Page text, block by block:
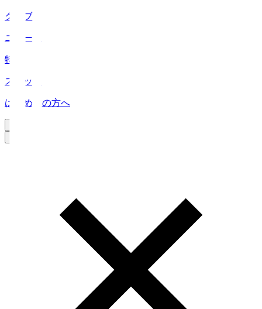
クラブ
ニュース
特集
スタッツ
はじめての方へ